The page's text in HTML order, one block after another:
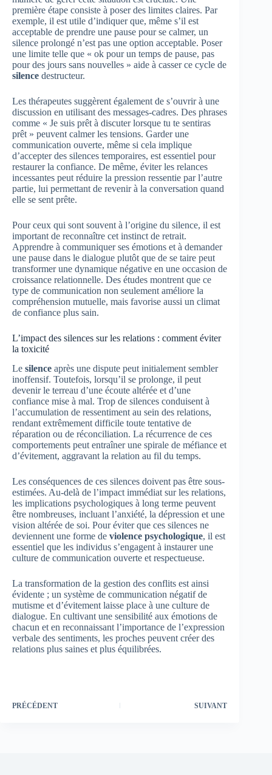
première étape consiste à poser des limites claires. Par
exemple, il est utile d’indiquer que, même s’il est
acceptable de prendre une pause pour se calmer, un
silence prolongé n’est pas une option acceptable. Poser
une limite telle que « ok pour un temps de pause, pas
pour des jours sans nouvelles » aide à casser ce cycle de
silence destructeur.
Les thérapeutes suggèrent également de s’ouvrir à une
discussion en utilisant des messages-cadres. Des phrases
comme « Je suis prêt à discuter lorsque tu te sentiras
prêt » peuvent calmer les tensions. Garder une
communication ouverte, même si cela implique
d’accepter des silences temporaires, est essentiel pour
restaurer la confiance. De même, éviter les relances
incessantes peut réduire la pression ressentie par l’autre
partie, lui permettant de revenir à la conversation quand
elle se sent prête.
Pour ceux qui sont souvent à l’origine du silence, il est
important de reconnaître cet instinct de retrait.
Apprendre à communiquer ses émotions et à demander
une pause dans le dialogue plutôt que de se taire peut
transformer une dynamique négative en une occasion de
croissance relationnelle. Des études montrent que ce
type de communication non seulement améliore la
compréhension mutuelle, mais favorise aussi un climat
de confiance plus sain.
L’impact des silences sur les relations : comment éviter
la toxicité
Le silence après une dispute peut initialement sembler
inoffensif. Toutefois, lorsqu’il se prolonge, il peut
devenir le terreau d’une écoute altérée et d’une
confiance mise à mal. Trop de silences conduisent à
l’accumulation de ressentiment au sein des relations,
rendant extrêmement difficile toute tentative de
réparation ou de réconciliation. La récurrence de ces
comportements peut entraîner une spirale de méfiance et
d’évitement, aggravant la relation au fil du temps.
Les conséquences de ces silences doivent pas être sous-
estimées. Au-delà de l’impact immédiat sur les relations,
les implications psychologiques à long terme peuvent
être nombreuses, incluant l’anxiété, la dépression et une
vision altérée de soi. Pour éviter que ces silences ne
deviennent une forme de violence psychologique, il est
essentiel que les individus s’engagent à instaurer une
culture de communication ouverte et respectueuse.
La transformation de la gestion des conflits est ainsi
évidente ; un système de communication négatif de
mutisme et d’évitement laisse place à une culture de
dialogue. En cultivant une sensibilité aux émotions de
chacun et en reconnaissant l’importance de l’expression
verbale des sentiments, les proches peuvent créer des
relations plus saines et plus équilibrées.
PRÉCÉDENT SUIVANT